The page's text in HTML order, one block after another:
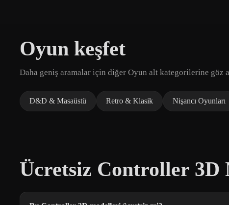
Oyun keşfet
Daha geniş aramalar için diğer Oyun alt kategorilerine göz
D&D & Masaüstü Retro & Klasik Nişancı Oyunları
Ücretsiz Controller 3D